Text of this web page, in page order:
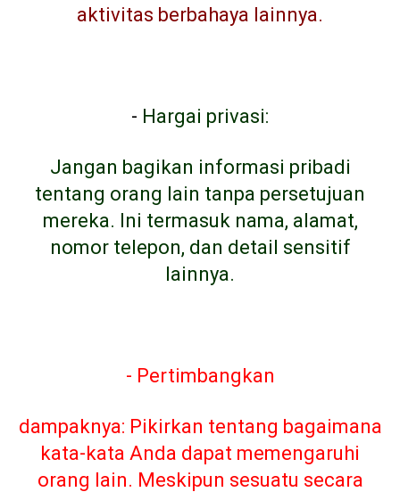
aktivitas berbahaya lainnya.
- Hargai privasi:
Jangan bagikan informasi pribadi
tentang orang lain tanpa persetujuan
mereka. Ini termasuk nama, alamat,
nomor telepon, dan detail sensitif
lainnya.
- Pertimbangkan
dampaknya: Pikirkan tentang bagaimana
kata-kata Anda dapat memengaruhi
orang lain. Meskipun sesuatu secara